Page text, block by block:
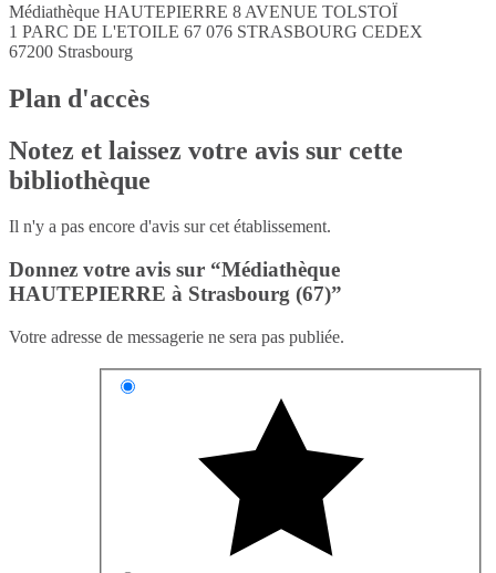
Médiathèque HAUTEPIERRE 8 AVENUE TOLSTOÏ
1 PARC DE L'ETOILE 67 076 STRASBOURG CEDEX
67200 Strasbourg
Plan d'accès
Notez et laissez votre avis sur cette
bibliothèque
Il n'y a pas encore d'avis sur cet établissement.
Donnez votre avis sur “Médiathèque
HAUTEPIERRE à Strasbourg (67)”
Votre adresse de messagerie ne sera pas publiée.